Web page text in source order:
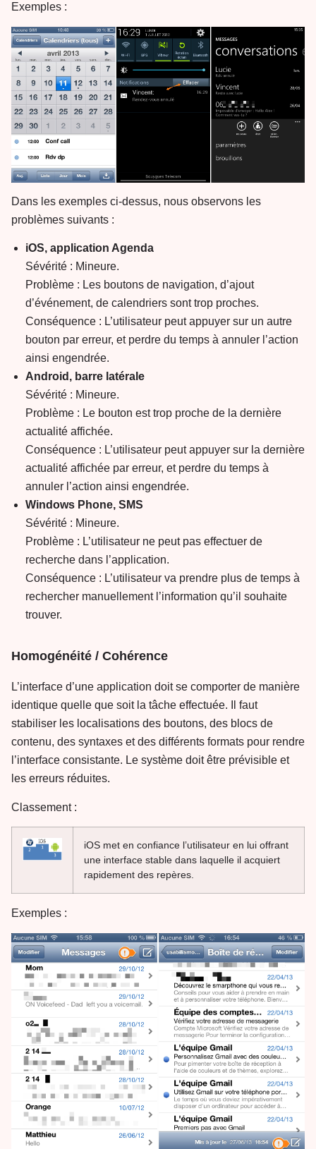
Exemples :
Dans les exemples ci-dessus, nous observons les
problèmes suivants :
iOS, application Agenda
Sévérité : Mineure.
Problème : Les boutons de navigation, d’ajout
d’événement, de calendriers sont trop proches.
Conséquence : L’utilisateur peut appuyer sur un autre
bouton par erreur, et perdre du temps à annuler l’action
ainsi engendrée.
Android, barre latérale
Sévérité : Mineure.
Problème : Le bouton est trop proche de la dernière
actualité affichée.
Conséquence : L’utilisateur peut appuyer sur la dernière
actualité affichée par erreur, et perdre du temps à
annuler l’action ainsi engendrée.
Windows Phone, SMS
Sévérité : Mineure.
Problème : L’utilisateur ne peut pas effectuer de
recherche dans l’application.
Conséquence : L’utilisateur va prendre plus de temps à
rechercher manuellement l’information qu’il souhaite
trouver.
Homogénéité / Cohérence
L’interface d’une application doit se comporter de manière
identique quelle que soit la tâche effectuée. Il faut
stabiliser les localisations des boutons, des blocs de
contenu, des syntaxes et des différents formats pour rendre
l’interface consistante. Le système doit être prévisible et
les erreurs réduites.
Classement :
iOS met en confiance l’utilisateur en lui offrant
une interface stable dans laquelle il acquiert
rapidement des repères.
Exemples :